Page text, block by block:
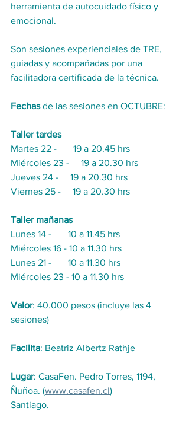
herramienta de autocuidado físico y
emocional.
Son sesiones experienciales de TRE,
guiadas y acompañadas por una
facilitadora certificada de la técnica.
Fechas de las sesiones en OCTUBRE:
Taller tardes
Martes 22 -       19 a 20.45 hrs
Miércoles 23 -     19 a 20.30 hrs
Jueves 24 -     19 a 20.30 hrs
Viernes 25 -     19 a 20.30 hrs
Taller mañanas
Lunes 14 -       10 a 11.45 hrs
Miércoles 16 - 10 a 11.30 hrs
Lunes 21 -       10 a 11.30 hrs
Miércoles 23 - 10 a 11.30 hrs
Valor: 40.000 pesos (incluye las 4
sesiones)
Facilita: Beatriz Albertz Rathje
Lugar: CasaFen. Pedro Torres, 1194,
Ñuñoa. (www.casafen.cl)
Santiago.